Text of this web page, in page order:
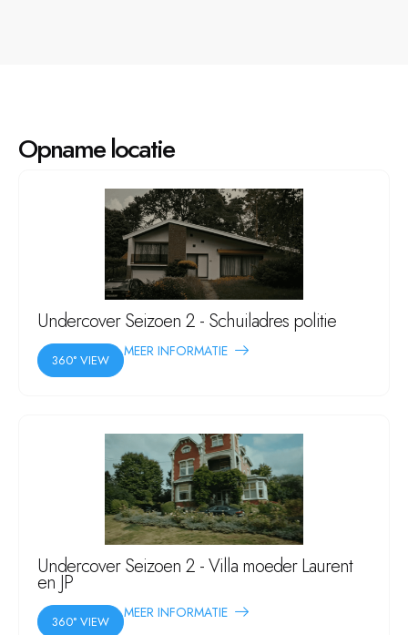
Opname locatie
Undercover Seizoen 2 - Schuiladres politie
360° VIEW
MEER INFORMATIE
Undercover Seizoen 2 - Villa moeder Laurent
en JP
360° VIEW
MEER INFORMATIE